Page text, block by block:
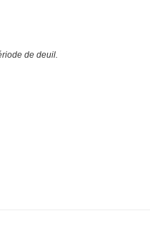
de deuil.